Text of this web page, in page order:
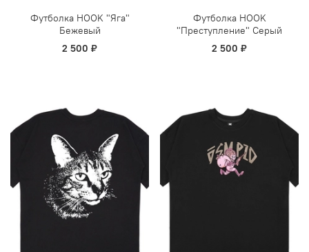
Футболка HOOK "Яга"
Бежевый
2 500 ₽
Футболка HOOK
"Преступление" Серый
2 500 ₽